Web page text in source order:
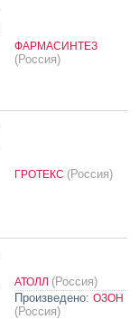
ФАРМАСИНТЕЗ
(Россия)
ГРОТЕКС (Россия)
АТОЛЛ (Россия)
Произведено: ОЗОН
(Россия)